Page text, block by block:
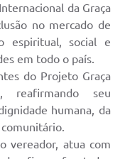
da Graça
no mercado de
espiritual, social e
em todo o país.
do Projeto Graça
reafirmando seu
humana, da
vereador, atua com